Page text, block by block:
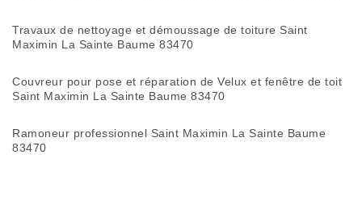
Travaux de nettoyage et démoussage de toiture Saint
Maximin La Sainte Baume 83470
Couvreur pour pose et réparation de Velux et fenêtre de toit
Saint Maximin La Sainte Baume 83470
Ramoneur professionnel Saint Maximin La Sainte Baume
83470